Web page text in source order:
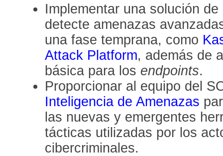
Implementar una solución
detecte amenazas
una fase temprana, como
Attack Platform, además de
básica para los endpoints.
Proporcionar al equipo del
Inteligencia de Amenazas
las nuevas y emergentes
tácticas utilizadas por los
cibercriminales.